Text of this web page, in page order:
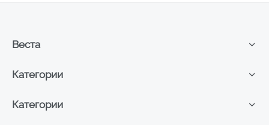
Категории
Категории
Веста